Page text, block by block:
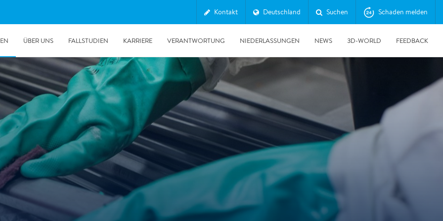
Kontakt Deutschland Suchen Schaden melden
ÜBER UNS FALLSTUDIEN KARRIERE VERANTWORTUNG NIEDERLASSUNGEN NEWS
30.06.2026
Unsere POLYGON Ente wieder im Auslandseinsatz
30.06.2026
Erfolgreicher Tag der Messtechnik
3D-WORLD FEEDBACK